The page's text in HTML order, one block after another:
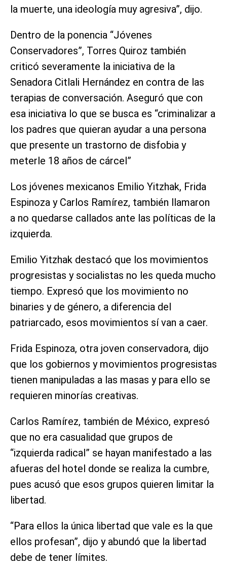
la muerte, una ideología muy agresiva”, dijo.
Dentro de la ponencia “Jóvenes
Conservadores”, Torres Quiroz también
criticó severamente la iniciativa de la
Senadora Citlali Hernández en contra de las
terapias de conversación. Aseguró que con
esa iniciativa lo que se busca es “criminalizar a
los padres que quieran ayudar a una persona
que presente un trastorno de disfobia y
meterle 18 años de cárcel”
Los jóvenes mexicanos Emilio Yitzhak, Frida
Espinoza y Carlos Ramírez, también llamaron
a no quedarse callados ante las políticas de la
izquierda.
Emilio Yitzhak destacó que los movimientos
progresistas y socialistas no les queda mucho
tiempo. Expresó que los movimiento no
binaries y de género, a diferencia del
patriarcado, esos movimientos sí van a caer.
Frida Espinoza, otra joven conservadora, dijo
que los gobiernos y movimientos progresistas
tienen manipuladas a las masas y para ello se
requieren minorías creativas.
Carlos Ramírez, también de México, expresó
que no era casualidad que grupos de
“izquierda radical” se hayan manifestado a las
afueras del hotel donde se realiza la cumbre,
pues acusó que esos grupos quieren limitar la
libertad.
“Para ellos la única libertad que vale es la que
ellos profesan”, dijo y abundó que la libertad
debe de tener límites.